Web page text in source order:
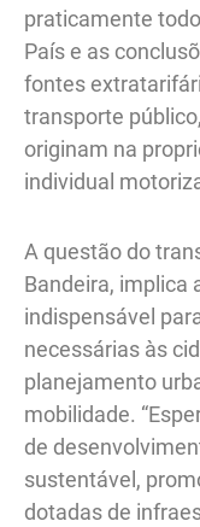
praticamente
País e as
fontes
transporte
originam na
individual
A questão do
Bandeira, implica
indispensável
necessárias às
planejamento
mobilidade.
de
sustentável,
dotadas de